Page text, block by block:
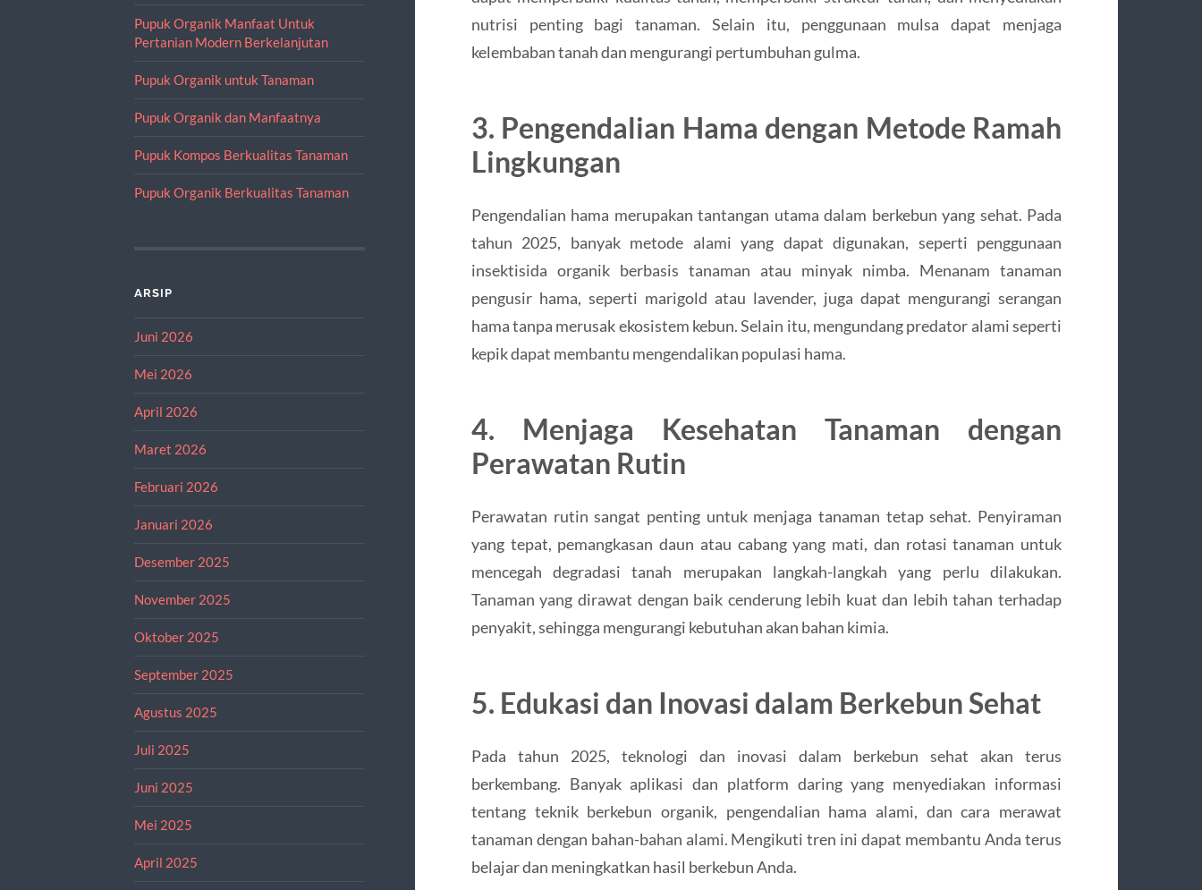
Pupuk Organik Manfaat Untuk
Pertanian Modern Berkelanjutan
Pupuk Organik untuk Tanaman
Pupuk Organik dan Manfaatnya
Pupuk Kompos Berkualitas Tanaman
Pupuk Organik Berkualitas Tanaman
ARSIP
Juni 2026
Mei 2026
April 2026
Maret 2026
Februari 2026
Januari 2026
Desember 2025
November 2025
Oktober 2025
September 2025
Agustus 2025
Juli 2025
Juni 2025
Mei 2025
April 2025
nutrisi penting bagi tanaman. Selain itu, penggunaan mulsa dapat menjaga
kelembaban tanah dan mengurangi pertumbuhan gulma.
3. Pengendalian Hama dengan Metode Ramah
Lingkungan
Pengendalian hama merupakan tantangan utama dalam berkebun yang sehat. Pada
tahun 2025, banyak metode alami yang dapat digunakan, seperti penggunaan
insektisida organik berbasis tanaman atau minyak nimba. Menanam tanaman
pengusir hama, seperti marigold atau lavender, juga dapat mengurangi serangan
hama tanpa merusak ekosistem kebun. Selain itu, mengundang predator alami seperti
kepik dapat membantu mengendalikan populasi hama.
4. Menjaga Kesehatan Tanaman dengan
Perawatan Rutin
Perawatan rutin sangat penting untuk menjaga tanaman tetap sehat. Penyiraman
yang tepat, pemangkasan daun atau cabang yang mati, dan rotasi tanaman untuk
mencegah degradasi tanah merupakan langkah-langkah yang perlu dilakukan.
Tanaman yang dirawat dengan baik cenderung lebih kuat dan lebih tahan terhadap
penyakit, sehingga mengurangi kebutuhan akan bahan kimia.
5. Edukasi dan Inovasi dalam Berkebun Sehat
Pada tahun 2025, teknologi dan inovasi dalam berkebun sehat akan terus
berkembang. Banyak aplikasi dan platform daring yang menyediakan informasi
tentang teknik berkebun organik, pengendalian hama alami, dan cara merawat
tanaman dengan bahan-bahan alami. Mengikuti tren ini dapat membantu Anda terus
belajar dan meningkatkan hasil berkebun Anda.